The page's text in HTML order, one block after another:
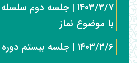
۱۴۰۳/۳/۷ | جلسه دوم
با موضوع نماز
۱۴۰۳/۳/۶ | جلسه بیستم دوره تدبر سوره نساء